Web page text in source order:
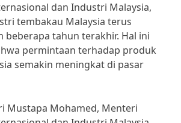
dan Industri Malaysia,
tembakau Malaysia terus
beberapa tahun terakhir. Hal ini
permintaan terhadap produk
semakin meningkat di pasar
Mustapa Mohamed, Menteri